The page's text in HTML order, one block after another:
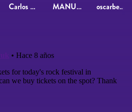
Carlos Briongos MANUEL VELÁZQUEZ LÓPEZ oscarbeltranr